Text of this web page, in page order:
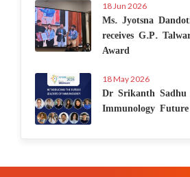
18 Jun 2026
Ms. Jyotsna
receives G.P.
Award
18 May 2026
Dr Srikanth
Immunology